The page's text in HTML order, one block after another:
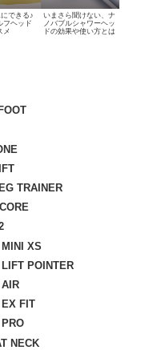
できる♪
フヘッド
メ
いまさら聞けない、ナ
ノバブルシャワーヘッ
ドの効果や使い方とは
TRAINER
XS
POINTER
FIT
NECK